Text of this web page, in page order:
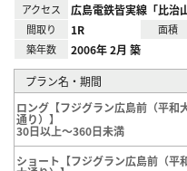
アクセス 広島電鉄皆実線「比治
間取り 1R 面積
築年数 2006年 2月 築
プラン名・期間
ロング【フジグラン広島前（平和
通り）】
30日以上～360日未満
ショート【フジグラン広島前（平